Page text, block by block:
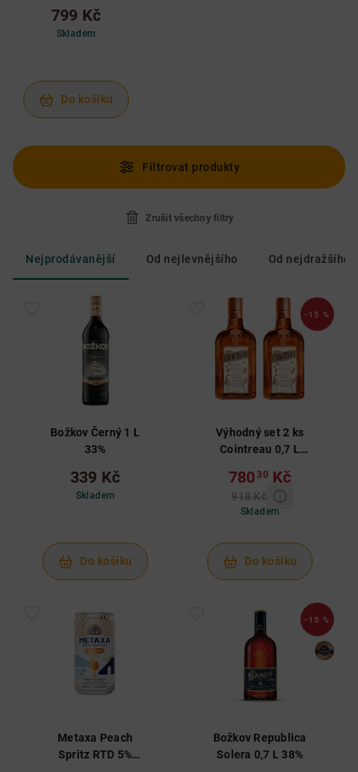
799 Kč
Skladem
Do košíku
Filtrovat produkty
Zrušit všechny filtry
Nejprodávanější Od nejlevnějšího Od nejdražšího
Božkov Černý 1 L
33%
339 Kč
Skladem
Do košíku
-15 %
Výhodný set 2 ks
Cointreau 0,7 L
780 30 Kč
918 Kč
Skladem
Do košíku
Metaxa Peach
Spritz RTD 5%
-15 %
Božkov Republica
Solera 0,7 L 38%